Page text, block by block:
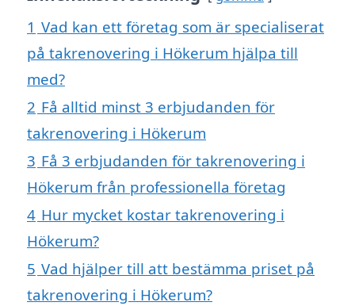
1 Vad kan ett företag som är specialiserat
på takrenovering i Hökerum hjälpa till
med?
2 Få alltid minst 3 erbjudanden för
takrenovering i Hökerum
3 Få 3 erbjudanden för takrenovering i
Hökerum från professionella företag
4 Hur mycket kostar takrenovering i
Hökerum?
5 Vad hjälper till att bestämma priset på
takrenovering i Hökerum?